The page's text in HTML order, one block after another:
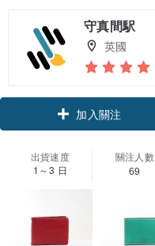
守真間駅
英國
領優惠券
加入關注
出貨速度
1～3 日
關注人數
69